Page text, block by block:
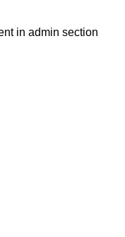
in admin section